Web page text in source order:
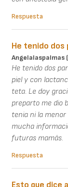
Respuesta
He tenido dos
Angelalaspalmas
He tenido dos
piel y con
teta. Le doy
preparto me dio
tenia ni la menor
mucha
futuras mamás.
Respuesta